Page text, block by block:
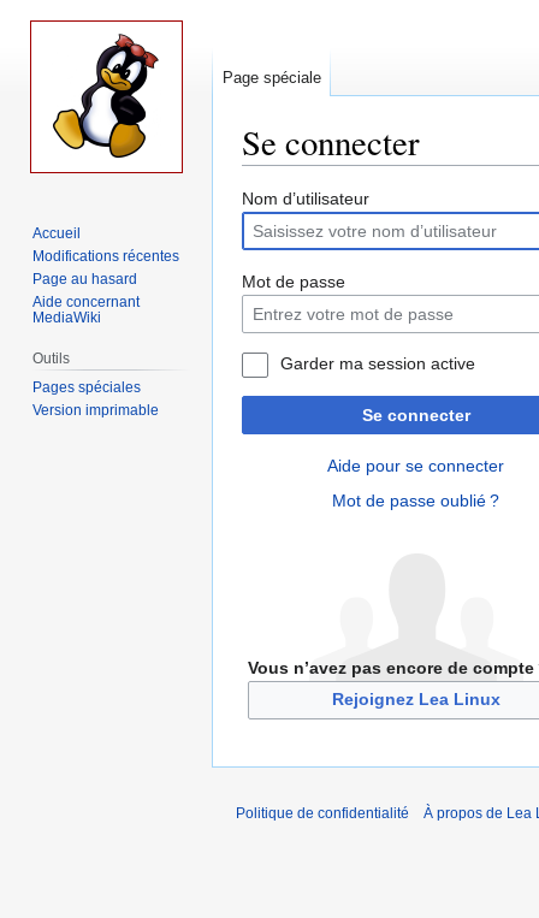
Se connecter
Aller
la
navigation
Aller
la
recherche
Nom d’utilisateur
Mot de passe
Garder ma session active
Se connecter
Aide pour se connecter
Mot de passe oublié ?
Vous n’avez pas encore de compte
Rejoignez Lea Linux
Page spéciale
Accueil
Modifications récentes
Page au hasard
Aide concernant
MediaWiki
Outils
Pages spéciales
Version imprimable
Politique de confidentialité À propos de Lea